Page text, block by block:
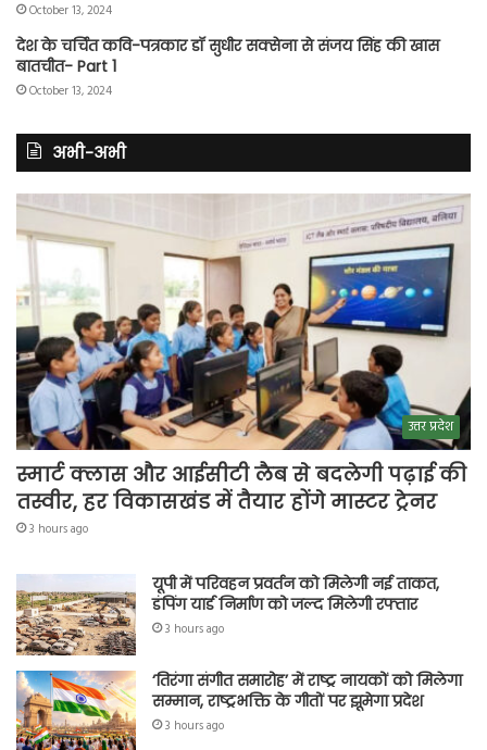
October 13, 2024
देश के चर्चित कवि-पत्रकार डॉ सुधीर सक्सेना से संजय सिंह की खास
बातचीत- Part 1
October 13, 2024
अभी-अभी
उत्तर प्रदेश
स्मार्ट क्लास और आईसीटी लैब से बदलेगी पढ़ाई की
तस्वीर, हर विकासखंड में तैयार होंगे मास्टर ट्रेनर
3 hours ago
यूपी में परिवहन प्रवर्तन को मिलेगी नई ताकत,
डंपिंग यार्ड निर्माण को जल्द मिलेगी रफ्तार
3 hours ago
‘तिरंगा संगीत समारोह’ में राष्ट्र नायकों को मिलेगा
सम्मान, राष्ट्रभक्ति के गीतों पर झूमेगा प्रदेश
3 hours ago